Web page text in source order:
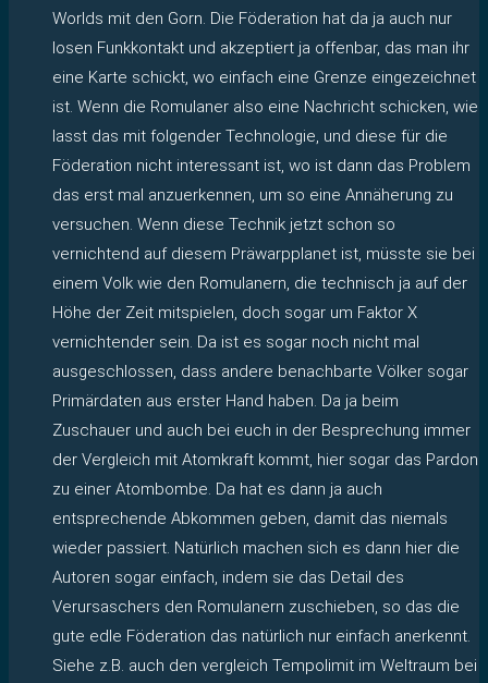
Worlds mit den Gorn. Die Föderation hat da ja auch nur
losen Funkkontakt und akzeptiert ja offenbar, das man ihr
eine Karte schickt, wo einfach eine Grenze eingezeichnet
ist. Wenn die Romulaner also eine Nachricht schicken, wie
lasst das mit folgender Technologie, und diese für die
Föderation nicht interessant ist, wo ist dann das Problem
das erst mal anzuerkennen, um so eine Annäherung zu
versuchen. Wenn diese Technik jetzt schon so
vernichtend auf diesem Präwarpplanet ist, müsste sie bei
einem Volk wie den Romulanern, die technisch ja auf der
Höhe der Zeit mitspielen, doch sogar um Faktor X
vernichtender sein. Da ist es sogar noch nicht mal
ausgeschlossen, dass andere benachbarte Völker sogar
Primärdaten aus erster Hand haben. Da ja beim
Zuschauer und auch bei euch in der Besprechung immer
der Vergleich mit Atomkraft kommt, hier sogar das Pardon
zu einer Atombombe. Da hat es dann ja auch
entsprechende Abkommen geben, damit das niemals
wieder passiert. Natürlich machen sich es dann hier die
Autoren sogar einfach, indem sie das Detail des
Verursaschers den Romulanern zuschieben, so das die
gute edle Föderation das natürlich nur einfach anerkennt.
Siehe z.B. auch den vergleich Tempolimit im Weltraum bei